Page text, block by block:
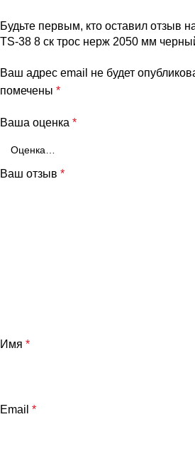
Будьте первым, кто оставил отзыв
TS-38 8 ск трос нерж 2050 мм
Ваш адрес email не будет
помечены *
Ваша оценка *
Ваш отзыв *
Имя *
Email *